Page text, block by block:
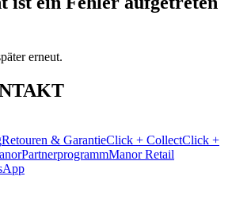
erneut.
Retouren & GarantieClick + CollectClick +
PartnerprogrammManor Retail